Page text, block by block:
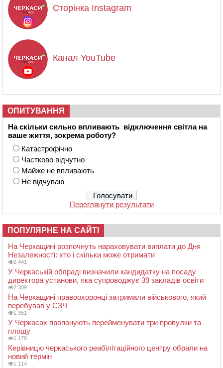
Сторінка Instagram
Канал YouTube
ОПИТУВАННЯ
На скільки сильно впливають відключення світла на
ваше життя, зокрема роботу?
Катастрофічно
Частково відчутно
Майже не впливають
Не відчуваю
Переглянути результати
ПОПУЛЯРНЕ НА САЙТІ
На Черкащині розпочнуть нараховувати виплати до Дня
Незалежності: хто і скільки може отримати
2 441
У Черкаській облраді визначили кандидатку на посаду
директора установи, яка супроводжує 39 закладів освіти
2 309
На Черкащині правоохоронці затримали військового, який
перебував у СЗЧ
1 351
У Черкасах пропонують перейменувати три провулки та
площу
1 178
Керівницю черкаського реабілітаційного центру обрали на
новий термін
1 114